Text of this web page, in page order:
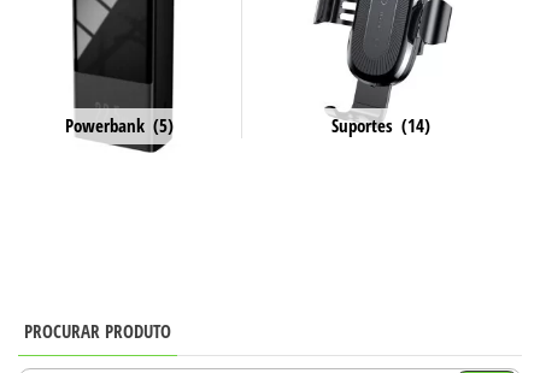
Powerbank (5) Suportes (14)
PROCURAR PRODUTO